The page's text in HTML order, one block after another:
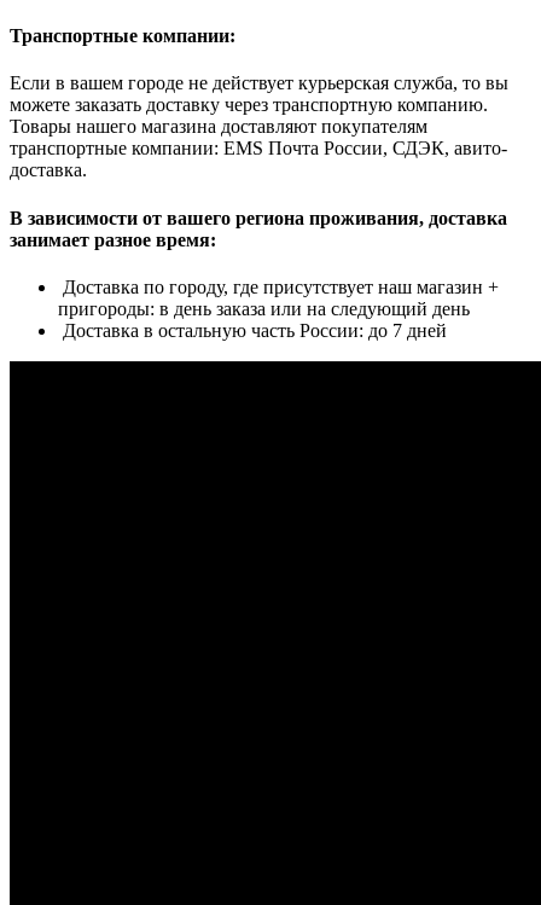
Транспортные компании:
Если в вашем городе не действует курьерская служба, то вы
можете заказать доставку через транспортную компанию.
Товары нашего магазина доставляют покупателям
транспортные компании: EMS Почта России, СДЭК, авито-
доставка.
В зависимости от вашего региона проживания, доставка
занимает разное время:
Доставка по городу, где присутствует наш магазин +
пригороды: в день заказа или на следующий день
Доставка в остальную часть России: до 7 дней